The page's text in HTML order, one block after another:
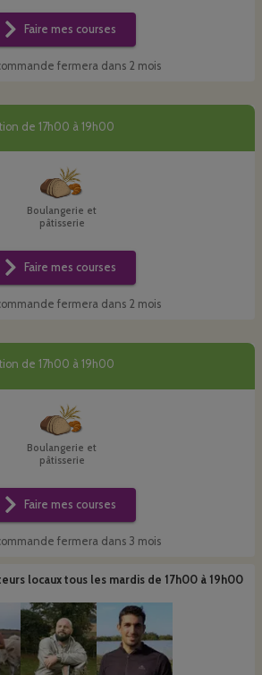
Faire mes courses
fermera dans 2 mois
de 17h00 à 19h00
Boulangerie et
pâtisserie
Faire mes courses
fermera dans 2 mois
de 17h00 à 19h00
Boulangerie et
pâtisserie
Faire mes courses
commande fermera dans 3 mois
locaux tous les mardis de 17h00 à 19h00